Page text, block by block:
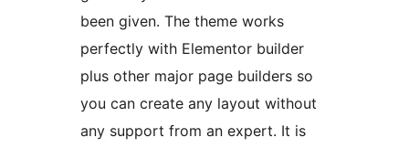
been given. The theme works
perfectly with Elementor builder
plus other major page builders so
you can create any layout without
any support from an expert. It is